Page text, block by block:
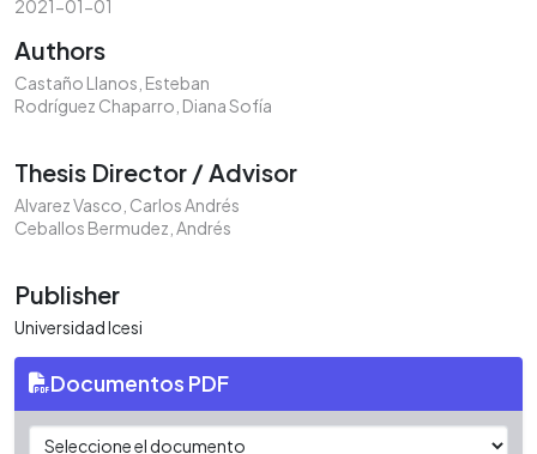
2021-01-01
Authors
Castaño Llanos, Esteban
Rodríguez Chaparro, Diana Sofía
Thesis Director / Advisor
Alvarez Vasco, Carlos Andrés
Ceballos Bermudez, Andrés
Publisher
Universidad Icesi
Documentos PDF